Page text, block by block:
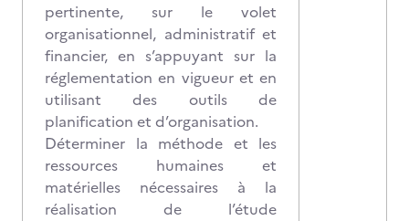
pertinente, sur le volet
organisationnel, administratif et
financier, en s’appuyant sur la
réglementation en vigueur et en
utilisant des outils de
planification et d’organisation.
Déterminer la méthode et les
ressources humaines et
matérielles nécessaires à la
réalisation de l’étude